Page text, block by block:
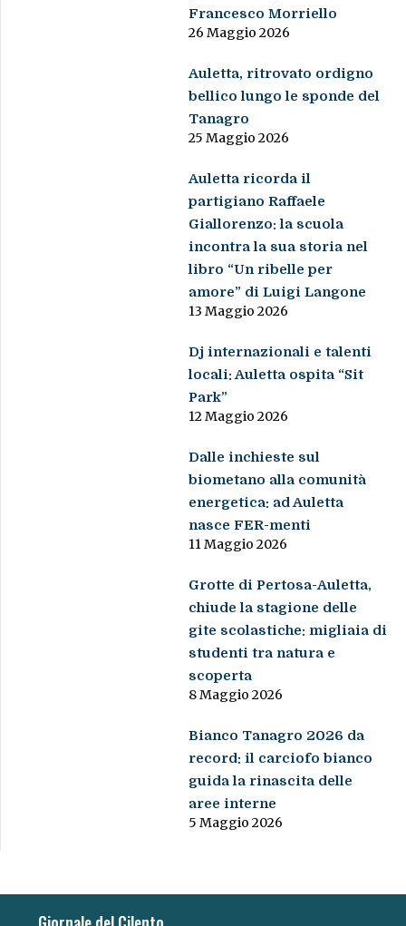
Francesco Morriello
26 Maggio 2026
Auletta, ritrovato ordigno
bellico lungo le sponde del
Tanagro
25 Maggio 2026
Auletta ricorda il
partigiano Raffaele
Giallorenzo: la scuola
incontra la sua storia nel
libro “Un ribelle per
amore” di Luigi Langone
13 Maggio 2026
Dj internazionali e talenti
locali: Auletta ospita “Sit
Park”
12 Maggio 2026
Dalle inchieste sul
biometano alla comunità
energetica: ad Auletta
nasce FER-menti
11 Maggio 2026
Grotte di Pertosa-Auletta,
chiude la stagione delle
gite scolastiche: migliaia di
studenti tra natura e
scoperta
8 Maggio 2026
Bianco Tanagro 2026 da
record: il carciofo bianco
guida la rinascita delle
aree interne
5 Maggio 2026